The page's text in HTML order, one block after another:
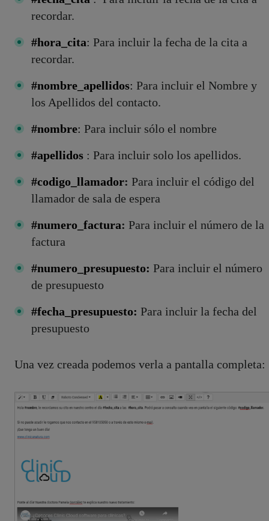
recordar.
#hora_cita: Para incluir la fecha de la cita a
recordar.
#nombre_apellidos: Para incluir el Nombre y
los Apellidos del contacto.
#nombre: Para incluir sólo el nombre
#apellidos : Para incluir solo los apellidos.
#codigo_llamador: Para incluir el código del
llamador de sala de espera
#numero_factura: Para incluir el número de la
factura
#numero_presupuesto: Para incluir el número
de presupuesto
#fecha_presupuesto: Para incluir la fecha del
presupuesto
Una vez creada podemos verla a pantalla completa: